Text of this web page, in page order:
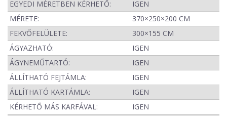
EGYEDI MÉRETBEN KÉRHETŐ:
IGEN
MÉRETE:
370×250×200 CM
FEKVŐFELÜLETE:
300×155 CM
ÁGYAZHATÓ:
IGEN
ÁGYNEMŰTARTÓ:
IGEN
ÁLLÍTHATÓ FEJTÁMLA:
IGEN
ÁLLÍTHATÓ KARTÁMLA:
IGEN
KÉRHETŐ MÁS KARFÁVAL:
IGEN